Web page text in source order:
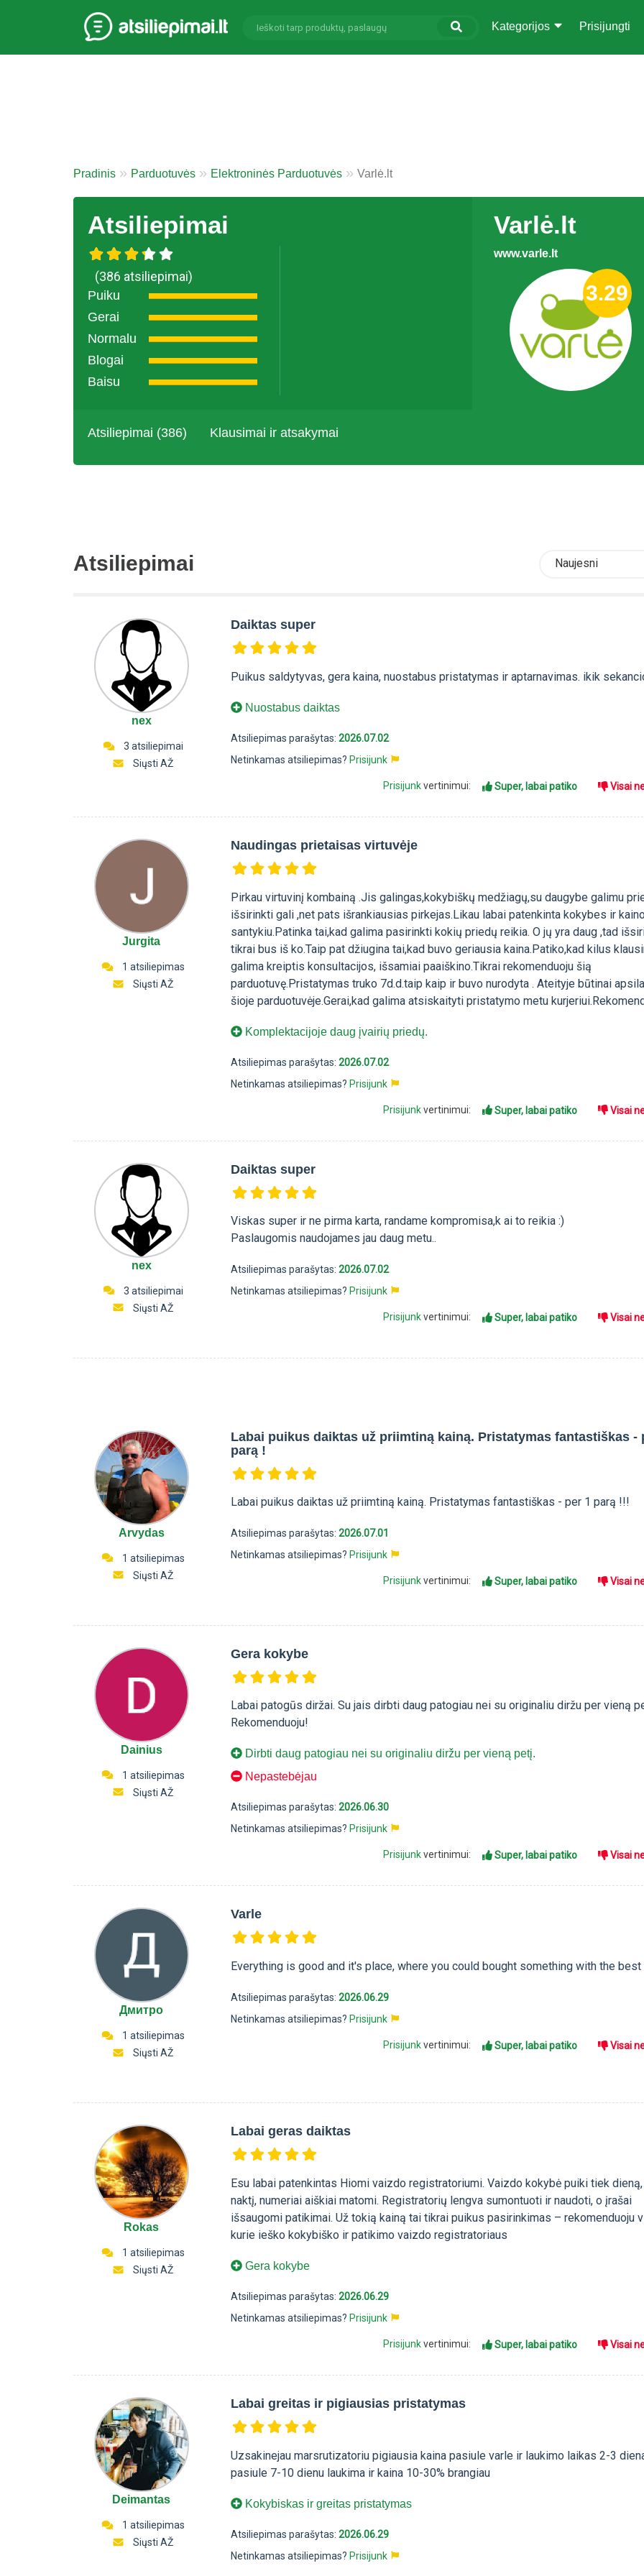
Kategorijos Prisijungti
Pradinis Parduotuvės Elektroninės Parduotuvės Varlė.lt
Atsiliepimai
(386 atsiliepimai)
Puiku
Gerai
Normalu
Blogai
Baisu
Atsiliepimai (386) Klausimai ir atsakymai
Varlė.lt
www.varle.lt
3.29
Atsiliepimai Naujesni
nex
3 atsiliepimai
Siųsti AŽ
Daiktas super
Puikus saldytyvas, gera kaina, nuostabus pristatymas ir aptarnavimas. ikik
Nuostabus daiktas
Atsiliepimas parašytas:2026.07.02
Netinkamas atsiliepimas? Prisijunk
Prisijunkvertinimui: Super, labai patiko Visai
Jurgita
1 atsiliepimas
Siųsti AŽ
Naudingas prietaisas virtuvėje
Pirkau virtuvinį kombainą .Jis galingas,kokybiškų medžiagų,su daugybe galimu
išsirinkti gali ,net pats išrankiausias pirkejas.Likau labai patenkinta kokybes ir
santykiu.Patinka tai,kad galima pasirinkti kokių priedų reikia. O jų yra daug ,tad
tikrai bus iš ko.Taip pat džiugina tai,kad buvo geriausia kaina.Patiko,kad kilus
galima kreiptis konsultacijos, išsamiai paaiškino.Tikrai rekomenduoju šią
parduotuvę.Pristatymas truko 7d.d.taip kaip ir buvo nurodyta . Ateityje būtinai
šioje parduotuvėje.Gerai,kad galima atsiskaityti pristatymo metu
Komplektacijoje daug įvairių priedų.
Atsiliepimas parašytas:2026.07.02
Netinkamas atsiliepimas?Prisijunk
Prisijunkvertinimui: Super, labai patiko Visai
nex
3 atsiliepimai
Siųsti AŽ
Daiktas super
Viskas super ir ne pirma karta, randame kompromisa,k ai to reikia :)
Paslaugomis naudojames jau daug metu..
Atsiliepimas parašytas:2026.07.02
Netinkamas atsiliepimas? Prisijunk
Prisijunkvertinimui: Super, labai patiko Visai
Arvydas
1 atsiliepimas
Siųsti AŽ
Labai puikus daiktas už priimtiną kainą. Pristatymas fantastiškas -
parą !
Labai puikus daiktas už priimtiną kainą. Pristatymas fantastiškas - per 1 parą !!!
Atsiliepimas parašytas:2026.07.01
Netinkamas atsiliepimas? Prisijunk
Prisijunkvertinimui: Super, labai patiko Visai
Dainius
1 atsiliepimas
Siųsti AŽ
Gera kokybe
Labai patogūs diržai. Su jais dirbti daug patogiau nei su originaliu diržu per vieną
Rekomenduoju!
Dirbti daug patogiau nei su originaliu diržu per vieną petį.
Nepastebėjau
Atsiliepimas parašytas:2026.06.30
Netinkamas atsiliepimas? Prisijunk
Prisijunkvertinimui: Super, labai patiko Visai
Дмитро
1 atsiliepimas
Siųsti AŽ
Varle
Everything is good and it's place, where you could bought something with the
Atsiliepimas parašytas:2026.06.29
Netinkamas atsiliepimas? Prisijunk
Prisijunkvertinimui: Super, labai patiko Visai
Rokas
1 atsiliepimas
Siųsti AŽ
Labai geras daiktas
Esu labai patenkintas Hiomi vaizdo registratoriumi. Vaizdo kokybė puiki tiek
naktį, numeriai aiškiai matomi. Registratorių lengva sumontuoti ir naudoti, o įrašai
išsaugomi patikimai. Už tokią kainą tai tikrai puikus pasirinkimas – rekomenduoju
kurie ieško kokybiško ir patikimo vaizdo registratoriaus
Gera kokybe
Atsiliepimas parašytas:2026.06.29
Netinkamas atsiliepimas? Prisijunk
Prisijunkvertinimui: Super, labai patiko Visai
Deimantas
1 atsiliepimas
Siųsti AŽ
Labai greitas ir pigiausias pristatymas
Uzsakinejau marsrutizatoriu pigiausia kaina pasiule varle ir laukimo laikas 2-3
pasiule 7-10 dienu laukima ir kaina 10-30% brangiau
Kokybiskas ir greitas pristatymas
Atsiliepimas parašytas:2026.06.29
Netinkamas atsiliepimas? Prisijunk